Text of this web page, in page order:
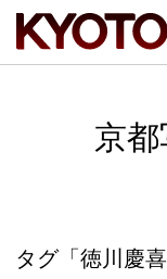
京
タグ「徳川慶喜